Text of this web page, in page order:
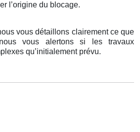
l’origine du blocage.
vous détaillons clairement ce que
vous alertons si les travaux
qu’initialement prévu.